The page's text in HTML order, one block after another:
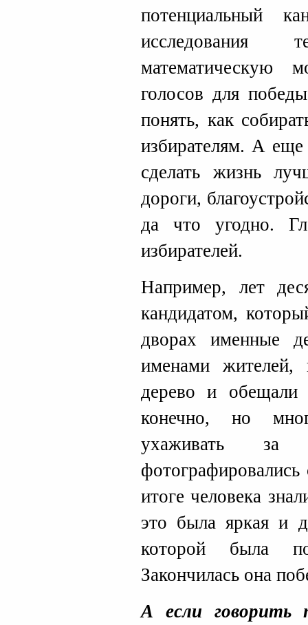
потенциальный
исследования
математическую
голосов для
понять, как
избирателям. А
сделать жизнь
дороги,
да что угодно.
избирателей.
Например, лет
кандидатом,
дворах именные
именами жителей,
дерево и обещали
конечно, но
ухаживать за
итоге человека
это была яркая и
которой была
Закончилась она
А если говорить